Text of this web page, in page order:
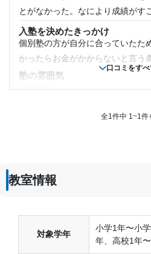
口コミをす
とがなかった。なにより成績がす
入塾を決めたきっかけ
個別塾の方が自分に合っていたた
かったらお金がかからないと言う
塾の雰囲気
やや高く感じた。しかし春季講習
ったため、確実に覚えることがで
塾内の環境
全1件中 1~1件
教室情報
対象学年
小学1年〜小
年、高校1年